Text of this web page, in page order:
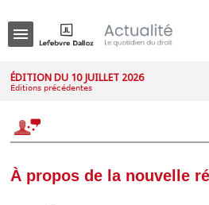
ÉDITION DU 10 JUILLET 2026
Éditions précédentes
À propos de la nouvelle